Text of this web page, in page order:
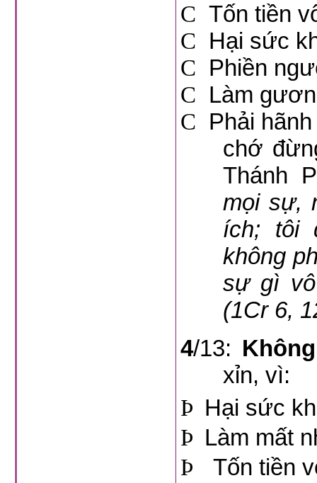
C Tốn tiền
C Hại sức
C Phiền
C Làm
C Phải
chớ
Thánh
mọi sự,
ích; tôi
không
sự gì
(1Cr 6,
4/13:
xỉn, vì:
Þ Hại sức
Þ Làm mất
Þ
Tốn tiền